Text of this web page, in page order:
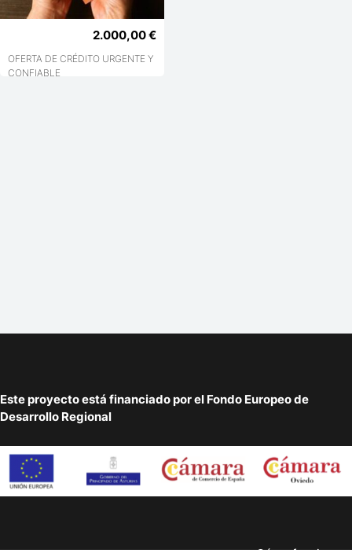
2.000,00 €
OFERTA DE CRÉDITO URGENTE Y
CONFIABLE
Este proyecto está financiado por el Fondo Europeo de
Desarrollo Regional